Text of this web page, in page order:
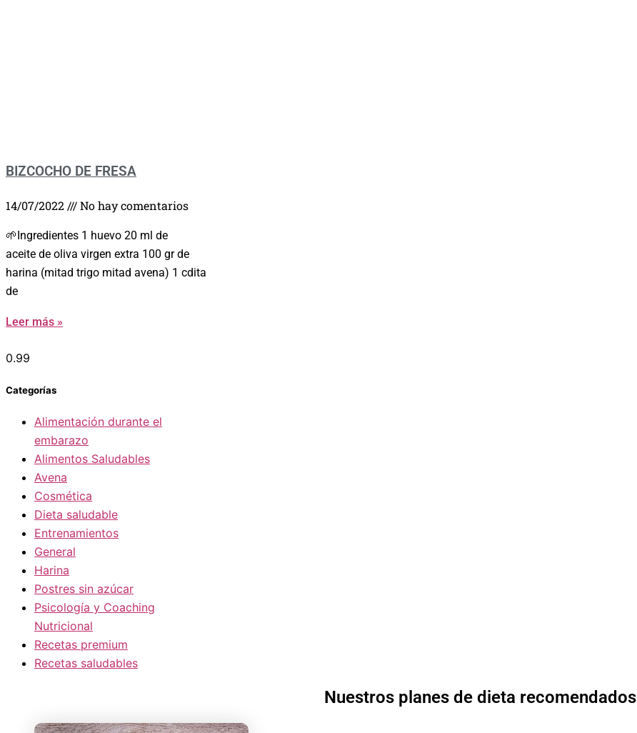
BIZCOCHO DE FRESA
14/07/2022 No hay comentarios
🌱Ingredientes 1 huevo 20 ml de
aceite de oliva virgen extra 100 gr de
harina (mitad trigo mitad avena) 1 cdita
de
Leer más »
Categorías
Alimentación durante el
embarazo
Alimentos Saludables
Avena
Cosmética
Dieta saludable
Entrenamientos
General
Harina
Postres sin azúcar
Psicología y Coaching
Nutricional
Recetas premium
Recetas saludables
Nuestros planes de dieta recomendados